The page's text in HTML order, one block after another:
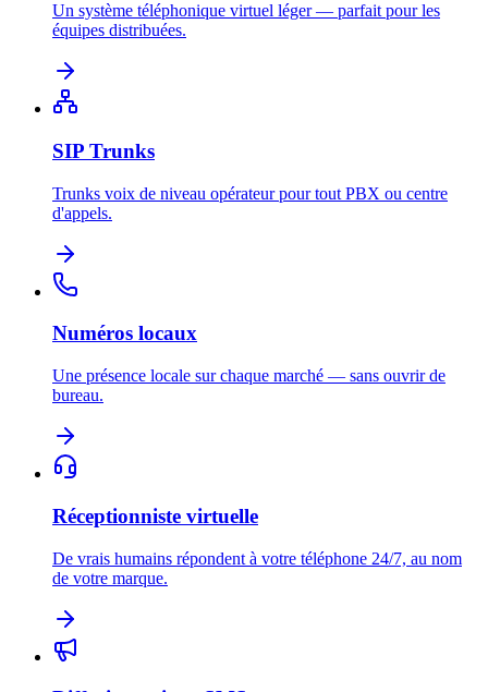
Un système téléphonique virtuel léger — parfait pour les
équipes distribuées.
SIP Trunks
Trunks voix de niveau opérateur pour tout PBX ou centre
d'appels.
Numéros locaux
Une présence locale sur chaque marché — sans ouvrir de
bureau.
Réceptionniste virtuelle
De vrais humains répondent à votre téléphone 24/7, au nom
de votre marque.